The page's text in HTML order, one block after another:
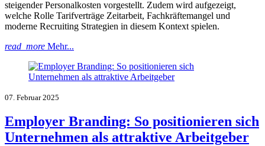
steigender Personalkosten vorgestellt. Zudem wird aufgezeigt,
welche Rolle Tarifverträge Zeitarbeit, Fachkräftemangel und
moderne Recruiting Strategien in diesem Kontext spielen.
read_more Mehr...
07. Februar 2025
Employer Branding: So positionieren sich
Unternehmen als attraktive Arbeitgeber